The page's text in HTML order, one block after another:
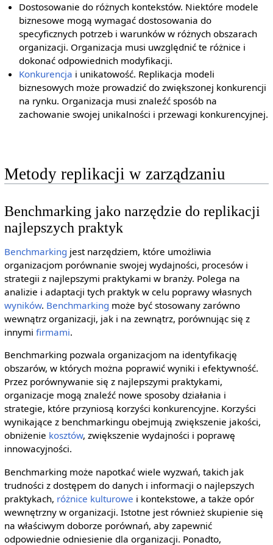
Dostosowanie do różnych kontekstów. Niektóre modele
biznesowe mogą wymagać dostosowania do
specyficznych potrzeb i warunków w różnych obszarach
organizacji. Organizacja musi uwzględnić te różnice i
dokonać odpowiednich modyfikacji.
Konkurencja i unikatowość. Replikacja modeli
biznesowych może prowadzić do zwiększonej konkurencji
na rynku. Organizacja musi znaleźć sposób na
zachowanie swojej unikalności i przewagi konkurencyjnej.
Metody replikacji w zarządzaniu
Benchmarking jako narzędzie do replikacji
najlepszych praktyk
Benchmarking jest narzędziem, które umożliwia
organizacjom porównanie swojej wydajności, procesów i
strategii z najlepszymi praktykami w branży. Polega na
analizie i adaptacji tych praktyk w celu poprawy własnych
wyników. Benchmarking może być stosowany zarówno
wewnątrz organizacji, jak i na zewnątrz, porównując się z
innymi firmami.
Benchmarking pozwala organizacjom na identyfikację
obszarów, w których można poprawić wyniki i efektywność.
Przez porównywanie się z najlepszymi praktykami,
organizacje mogą znaleźć nowe sposoby działania i
strategie, które przyniosą korzyści konkurencyjne. Korzyści
wynikające z benchmarkingu obejmują zwiększenie jakości,
obniżenie kosztów, zwiększenie wydajności i poprawę
innowacyjności.
Benchmarking może napotkać wiele wyzwań, takich jak
trudności z dostępem do danych i informacji o najlepszych
praktykach, różnice kulturowe i kontekstowe, a także opór
wewnętrzny w organizacji. Istotne jest również skupienie się
na właściwym doborze porównań, aby zapewnić
odpowiednie odniesienie dla organizacji. Ponadto,